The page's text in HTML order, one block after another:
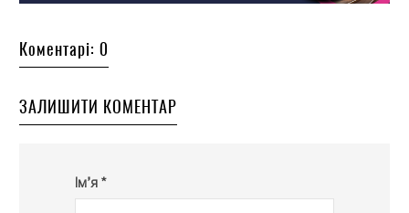
Коментарі: 0
ЗАЛИШИТИ КОМЕНТАР
Ім’я *